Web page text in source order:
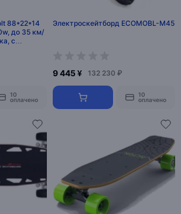
88*22*14
до 35 км/
с
10
оплачено
Электроскейтборд ECOMOBL-M45
9 445 ¥ 132 230 ₽
10
оплачено